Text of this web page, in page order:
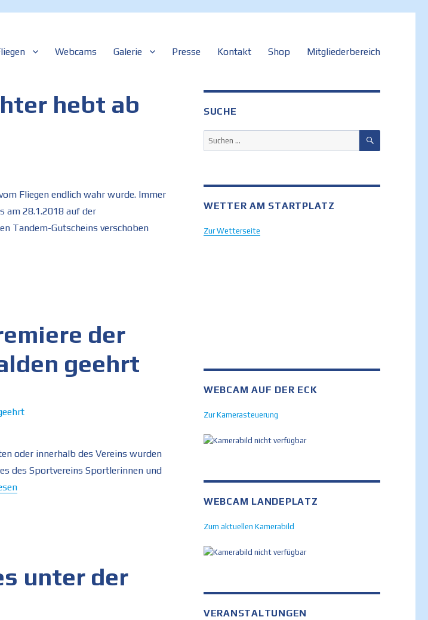
Webcams Galerie Presse Kontakt Shop Mitgliederbereich
hebt ab
Fliegen endlich wahr wurde. Immer
am 28.1.2018 auf der
Tandem-Gutscheins verschoben
ab“
der
geehrt
oder innerhalb des Vereins wurden
des Sportvereins Sportlerinnen und
bei der Premiere der Sportlerehrung in Sasbachwalden geehrt“
unter der
SUCHE
Suchen
nach:
SUCHEN
WETTER AM STARTPLATZ
Zur Wetterseite
WEBCAM AUF DER ECK
Zur Kamerasteuerung
WEBCAM LANDEPLATZ
Zum aktuellen Kamerabild
VERANSTALTUNGEN